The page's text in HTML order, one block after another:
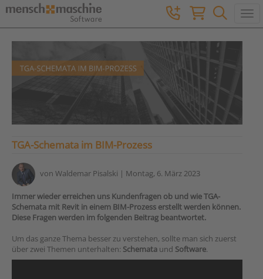
TGA-Schemata im BIM-Prozess
von Waldemar Pisalski | Montag, 6. März 2023
Immer wieder erreichen uns Kundenfragen ob und wie TGA-
Schemata mit Revit in einem BIM-Prozess erstellt werden können.
Diese Fragen werden im folgenden Beitrag beantwortet.
Um das ganze Thema besser zu verstehen, sollte man sich zuerst
über zwei Themen unterhalten: Schemata und Software.